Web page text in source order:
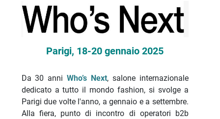
Descrizione iniziativa
Parigi, 18-20 gennaio 2025
Da 30 anniWho’s Next, salone internazionale
dedicato a tutto il mondo fashion, si svolge a
Parigi due volte l'anno, a gennaio e a settembre.
Alla fiera, punto di incontro di operatori b2b